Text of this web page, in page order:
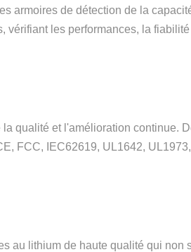
armoires de détection de la
vérifiant les performances, la
qualité et l'amélioration continue.
FCC, IEC62619, UL1642,
au lithium de haute qualité qui non